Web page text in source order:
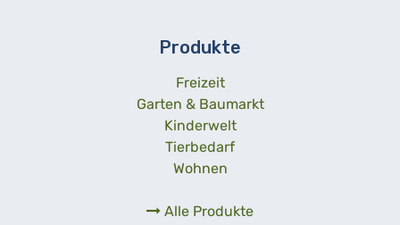
Produkte
Freizeit
Garten & Baumarkt
Kinderwelt
Tierbedarf
Wohnen
Alle Produkte